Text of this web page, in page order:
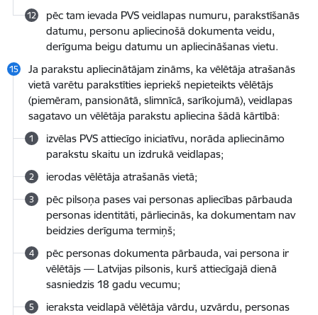
pēc tam ievada PVS veidlapas numuru, parakstīšanās
datumu, personu apliecinošā dokumenta veidu,
derīguma beigu datumu un apliecināšanas vietu.
Ja parakstu apliecinātājam zināms, ka vēlētāja atrašanās
vietā varētu parakstīties iepriekš nepieteikts vēlētājs
(piemēram, pansionātā, slimnīcā, sarīkojumā), veidlapas
sagatavo un vēlētāja parakstu apliecina šādā kārtībā:
izvēlas PVS attiecīgo iniciatīvu, norāda apliecināmo
parakstu skaitu un izdrukā veidlapas;
ierodas vēlētāja atrašanās vietā;
pēc pilsoņa pases vai personas apliecības pārbauda
personas identitāti, pārliecinās, ka dokumentam nav
beidzies derīguma termiņš;
pēc personas dokumenta pārbauda, vai persona ir
vēlētājs — Latvijas pilsonis, kurš attiecīgajā dienā
sasniedzis 18 gadu vecumu;
ieraksta veidlapā vēlētāja vārdu, uzvārdu, personas